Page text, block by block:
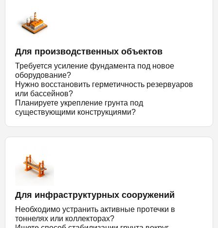
Для производственных объектов
Требуется усиление фундамента под новое
оборудование?
Нужно восстановить герметичность резервуаров
или бассейнов?
Планируете укрепление грунта под
существующими конструкциями?
Для инфраструктурных сооружений
Необходимо устранить активные протечки в
тоннелях или коллекторах?